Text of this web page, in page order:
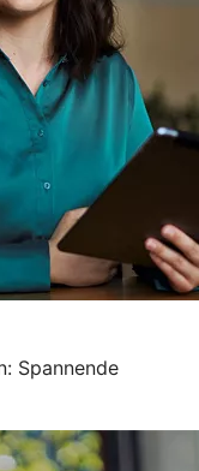
Spannende